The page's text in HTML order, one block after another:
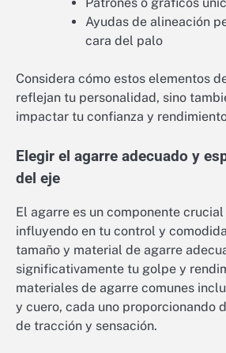
Patrones o gráficos
Ayudas de alineación
cara del palo
Considera cómo estos elementos
reflejan tu personalidad, sino
impactar tu confianza y
Elegir el agarre adecuado y
del eje
El agarre es un componente
influyendo en tu control y
tamaño y material de agarre
significativamente tu golpe y
materiales de agarre comunes
y cuero, cada uno proporcionando
de tracción y sensación.